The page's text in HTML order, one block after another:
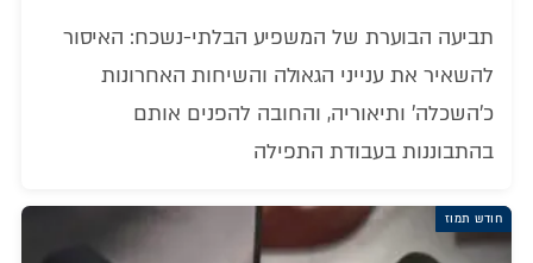
תביעה הבוערת של המשפיע הבלתי-נשכח: האיסור
להשאיר את ענייני הגאולה והשיחות האחרונות
כ'השכלה' ותיאוריה, והחובה להפנים אותם
בהתבוננות בעבודת התפילה
חודש תמוז